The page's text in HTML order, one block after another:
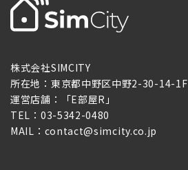
株式会社SIMCITY
所在地：東京都中野区中野2-30-14-1F
運営店舗：「E部屋R」
TEL：03-5342-0480
MAIL：contact@simcity.co.jp